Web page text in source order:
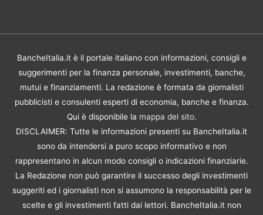
BancheItalia.it è il portale italiano con informazioni, consigli e
suggerimenti per la finanza personale, investimenti, banche,
mutui e finanziamenti. La redazione è formata da giornalisti
pubblicisti e consulenti esperti di economia, banche e finanza.
Qui è disponibile la mappa del sito.
DISCLAIMER: Tutte le informazioni presenti su BancheItalia.it
sono da intendersi a puro scopo informativo e non
rappresentano in alcun modo consigli o indicazioni finanziarie.
La Redazione non può garantire il successo degli investimenti
suggeriti ed i giornalisti non si assumono la responsabilità per le
scelte e gli investimenti fatti dai lettori. BancheItalia.it non